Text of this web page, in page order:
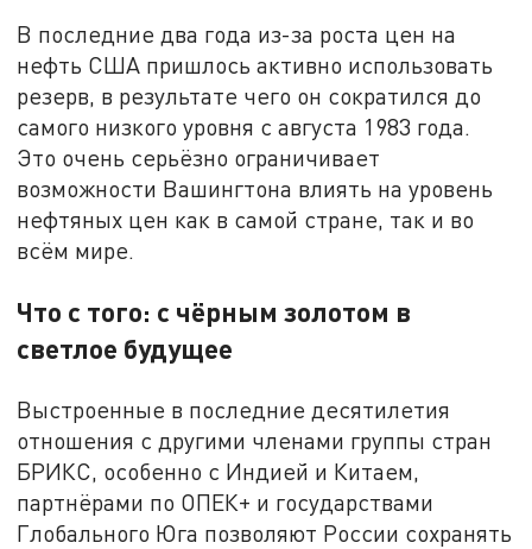
В последние два года из-за роста цен на
нефть США пришлось активно использовать
резерв, в результате чего он сократился до
самого низкого уровня с августа 1983 года.
Это очень серьёзно ограничивает
возможности Вашингтона влиять на уровень
нефтяных цен как в самой стране, так и во
всём мире.
Что с того: с чёрным золотом в
светлое будущее
Выстроенные в последние десятилетия
отношения с другими членами группы стран
БРИКС, особенно с Индией и Китаем,
партнёрами по ОПЕК+ и государствами
Глобального Юга позволяют России сохранять